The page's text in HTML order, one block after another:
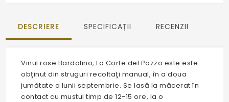
DESCRIERE SPECIFICAȚII RECENZII
Vinul rose Bardolino, La Corte del Pozzo este este
obţinut din struguri recoltaţi manual, în a doua
jumătate a lunii septembrie. Se lasă la măcerat în
contact cu mustul timp de 12-15 ore, la o